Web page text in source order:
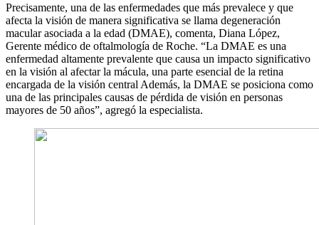
Precisamente, una de las enfermedades que más prevalece y que
afecta la visión de manera significativa se llama degeneración
macular asociada a la edad (DMAE), comenta, Diana López,
Gerente médico de oftalmología de Roche. “La DMAE es una
enfermedad altamente prevalente que causa un impacto significativo
en la visión al afectar la mácula, una parte esencial de la retina
encargada de la visión central Además, la DMAE se posiciona como
una de las principales causas de pérdida de visión en personas
mayores de 50 años”, agregó la especialista.